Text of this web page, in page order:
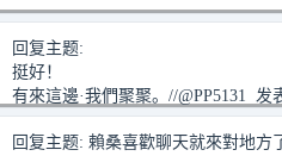
回复主题:
挺好！
有來這邊·我們聚聚。//@PP5131 发
回复主题: 賴桑喜歡聊天就來對地方